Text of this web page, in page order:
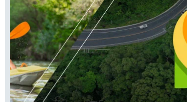
КНИЖНАЯ ПОЛКА ПРОГНОЗЫ
ПРЕСС-ЦЕНТР НЕДВИЖИМОСТЬ
РАДИО КП РЕКЛАМА ТЕСТЫ